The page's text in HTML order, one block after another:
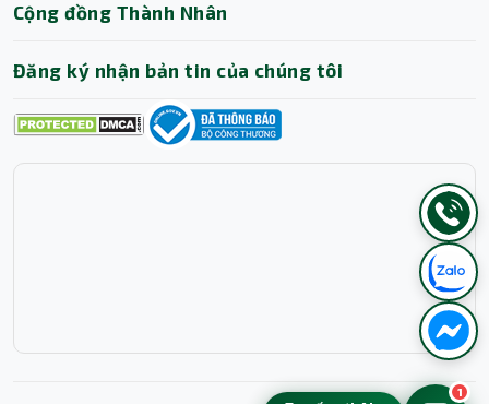
Cộng đồng Thành Nhân
Đăng ký nhận bản tin của chúng tôi
1